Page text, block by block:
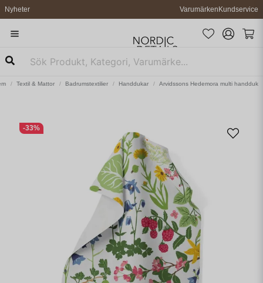
Nyheter VarumärkenKundservice
Textil & Mattor Badrumstextilier Handdukar Arvidssons Hedemora multi handduk
-33%